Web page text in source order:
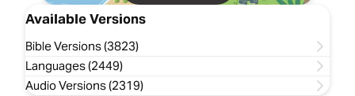
Available Versions
Bible Versions (3823)
Languages (2449)
Audio Versions (2319)